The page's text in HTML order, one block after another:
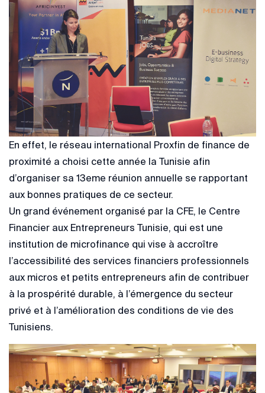
En effet, le réseau international Proxfin de finance de
proximité a choisi cette année la Tunisie afin
d’organiser sa 13eme réunion annuelle se rapportant
aux bonnes pratiques de ce secteur.
Un grand événement organisé par la CFE, le Centre
Financier aux Entrepreneurs Tunisie, qui est une
institution de microfinance qui vise à accroître
l’accessibilité des services financiers professionnels
aux micros et petits entrepreneurs afin de contribuer
à la prospérité durable, à l’émergence du secteur
privé et à l’amélioration des conditions de vie des
Tunisiens.